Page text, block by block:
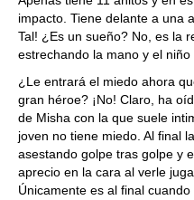
impacto. Tiene delante a una
Tal! ¿Es un sueño? No, es la
estrechando la mano y el
¿Le entrará el miedo ahora
gran héroe? ¡No! Claro, ha
de Misha con la que suele
joven no tiene miedo. Al final
asestando golpe tras golpe y
aprecio en la cara al verle
Únicamente es al final